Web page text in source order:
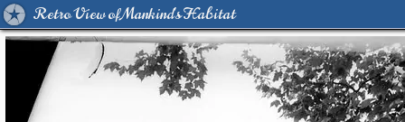
Retro View of Mankind's Habitat